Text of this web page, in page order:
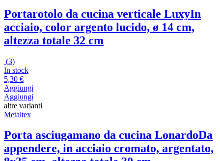
Portarotolo da cucina verticale LuxyIn
acciaio, color argento lucido, ø 14 cm,
altezza totale 32 cm
(3)
In stock
5,30 €
Aggiungi
Aggiungi
altre varianti
Metaltex
Porta asciugamano da cucina LonardoDa
appendere, in acciaio cromato, argentato,